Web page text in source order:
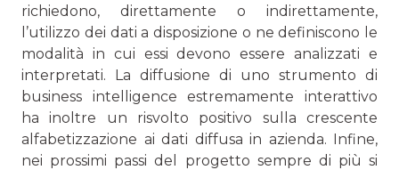
richiedono, direttamente o indirettamente,
l’utilizzo dei dati a disposizione o ne definiscono le
modalità in cui essi devono essere analizzati e
interpretati. La diffusione di uno strumento di
business intelligence estremamente interattivo
ha inoltre un risvolto positivo sulla crescente
alfabetizzazione ai dati diffusa in azienda. Infine,
nei prossimi passi del progetto sempre di più si